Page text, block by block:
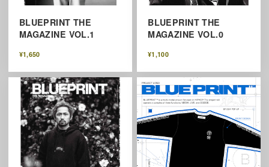
BLUEPRINT THE
MAGAZINE VOL.1
¥1,650
BLUEPRINT THE
MAGAZINE VOL.0
¥1,100